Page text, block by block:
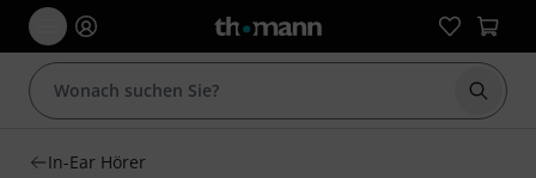
Suche
In-Ear Hörer